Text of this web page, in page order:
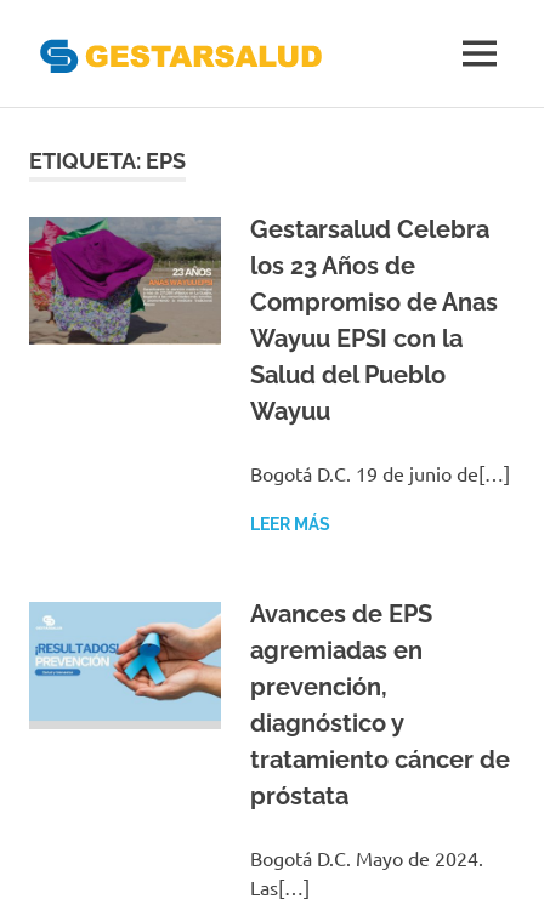
Gestoras
Aseguramiento
de
la
Salud
MENÚ
ETIQUETA: EPS
Gestarsalud Celebra
los 23 Años de
Compromiso de Anas
Wayuu EPSI con la
Salud del Pueblo
Wayuu
Bogotá D.C. 19 de junio de[…]
LEER MÁS
Avances de EPS
agremiadas en
prevención,
diagnóstico y
tratamiento cáncer de
próstata
Bogotá D.C. Mayo de 2024.
Las[…]